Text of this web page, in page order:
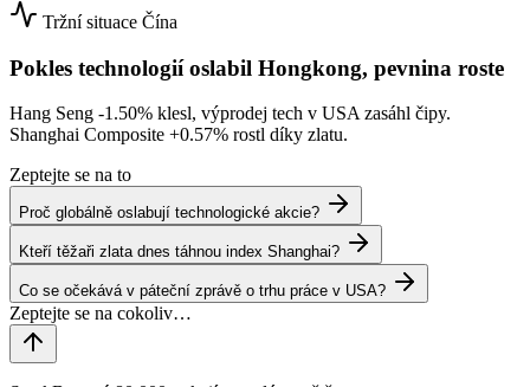
Tržní situace Čína
Pokles technologií oslabil Hongkong, pevnina roste
Hang Seng -1.50% klesl, výprodej tech v USA zasáhl čipy.
Shanghai Composite +0.57% rostl díky zlatu.
Zeptejte se na to
Proč globálně oslabují technologické akcie?
Kteří těžaři zlata dnes táhnou index Shanghai?
Co se očekává v páteční zprávě o trhu práce v USA?